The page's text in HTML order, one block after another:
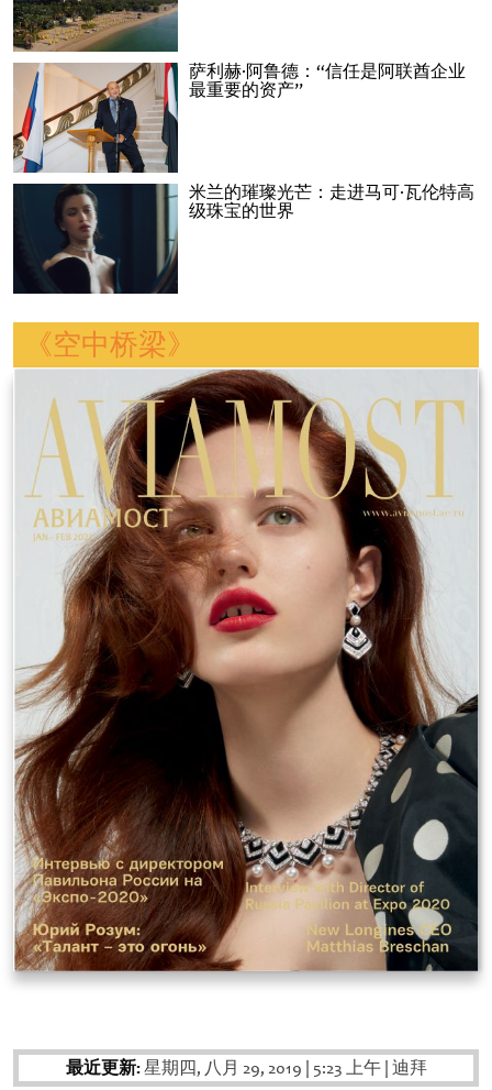
萨利赫·阿鲁德：“信任是阿联酋企业
最重要的资产”
米兰的璀璨光芒：走进马可·瓦伦特高
级珠宝的世界
《空中桥梁》
最近更新:星期四, 八月 29, 2019 5:23 上午 迪拜